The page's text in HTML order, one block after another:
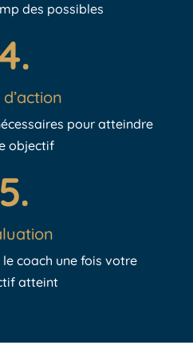
des possibles
pour atteindre
objectif
5.
coach une fois votre
atteint